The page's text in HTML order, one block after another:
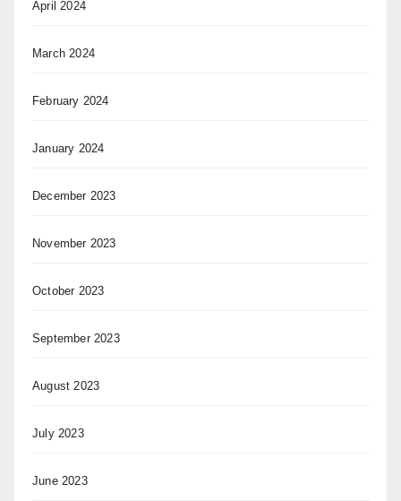
April 2024
March 2024
February 2024
January 2024
December 2023
November 2023
October 2023
September 2023
August 2023
July 2023
June 2023